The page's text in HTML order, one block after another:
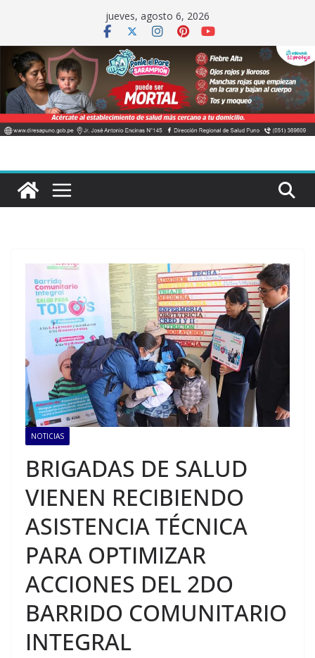
contenido
jueves, agosto 6, 2026
NOTICIAS
BRIGADAS DE SALUD
VIENEN RECIBIENDO
ASISTENCIA TÉCNICA
PARA OPTIMIZAR
ACCIONES DEL 2DO
BARRIDO COMUNITARIO
INTEGRAL